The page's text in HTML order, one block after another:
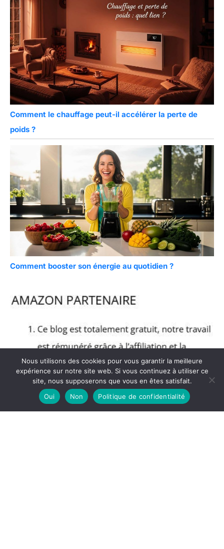
Comment le chauffage peut-il accélérer la perte de
poids ?
Comment booster son énergie au quotidien ?
Nous utilisons des cookies pour vous garantir la meilleure
expérience sur notre site web. Si vous continuez à utiliser ce
site, nous supposerons que vous en êtes satisfait.
Oui
Non Politique de confidentialité